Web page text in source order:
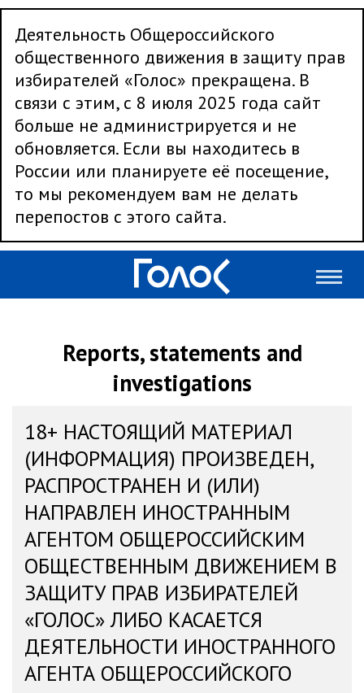
Деятельность Общероссийского
общественного движения в защиту прав
избирателей «Голос» прекращена. В
связи с этим, с 8 июля 2025 года сайт
больше не администрируется и не
обновляется. Если вы находитесь в
России или планируете её посещение,
то мы рекомендуем вам не делать
перепостов с этого сайта.
Reports, statements and
investigations
18+ НАСТОЯЩИЙ МАТЕРИАЛ
(ИНФОРМАЦИЯ) ПРОИЗВЕДЕН,
РАСПРОСТРАНЕН И (ИЛИ)
НАПРАВЛЕН ИНОСТРАННЫМ
АГЕНТОМ ОБЩЕРОССИЙСКИМ
ОБЩЕСТВЕННЫМ ДВИЖЕНИЕМ В
ЗАЩИТУ ПРАВ ИЗБИРАТЕЛЕЙ
«ГОЛОС» ЛИБО КАСАЕТСЯ
ДЕЯТЕЛЬНОСТИ ИНОСТРАННОГО
АГЕНТА ОБЩЕРОССИЙСКОГО